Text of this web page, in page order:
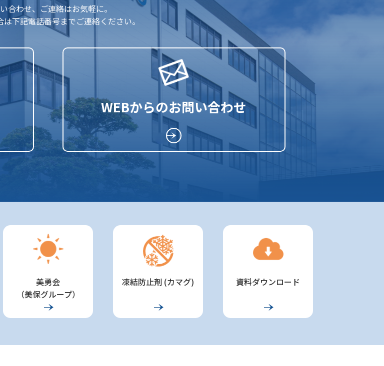
合わせ、ご連絡はお気軽に。
は下記電話番号までご連絡ください。
WEBからのお問い合わせ
美勇会
（美保グループ）
凍結防止剤 (カマグ) 資料ダウンロード